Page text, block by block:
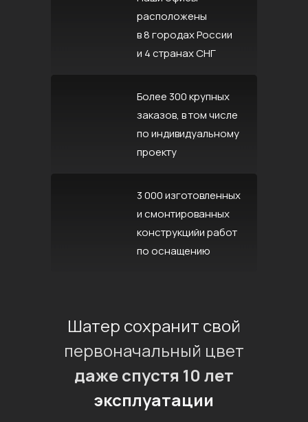
расположены
в 8 городах России
и 4 странах СНГ
Более 300 крупных
заказов, в том числе
по индивидуальному
проекту
3 000 изготовленных
и смонтированных
конструкцийи работ
по оснащению
Шатер сохранит свой
первоначальный цвет
даже спустя 10 лет
эксплуатации